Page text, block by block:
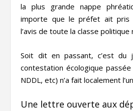
la plus grande nappe
importe que le préfet ait pris
l’avis de toute la classe politique
Soit dit en passant, c’est du
contestation écologique
NDDL, etc) n’a fait localement
Une lettre ouverte aux